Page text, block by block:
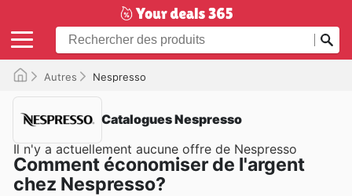
Autres Nespresso
Catalogues Nespresso
Il n'y a actuellement aucune offre de Nespresso
Comment économiser de l'argent
chez Nespresso?